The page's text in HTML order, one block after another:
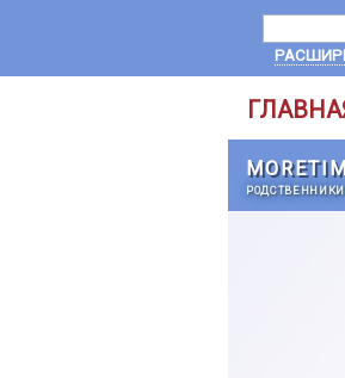
РОДСТВЕННИКИ